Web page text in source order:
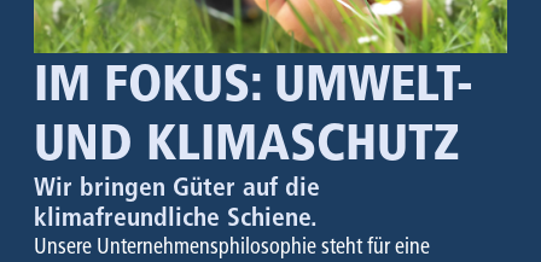
IM FOKUS: UMWELT-
UND KLIMASCHUTZ
Wir bringen Güter auf die
klimafreundliche Schiene.
Unsere Unternehmensphilosophie steht für eine